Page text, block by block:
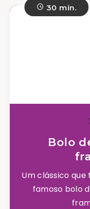
30 min.
Bolo
Um clássico
famoso bolo